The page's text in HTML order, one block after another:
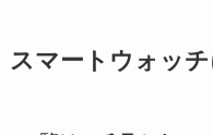
スマートウォッ